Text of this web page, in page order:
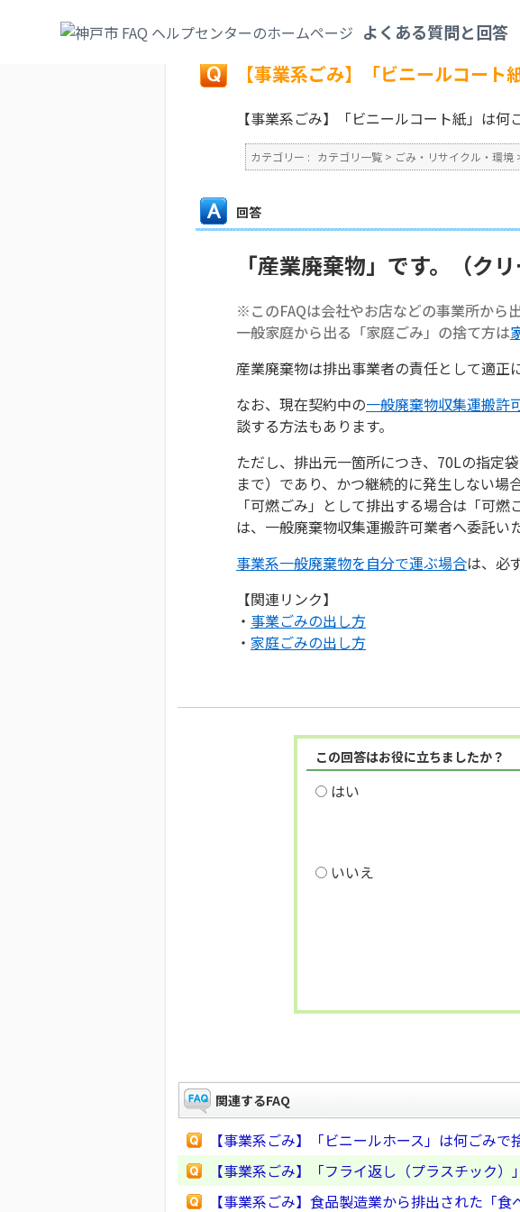
よくある質問と回答
戻る
【事業系ごみ】「ビニールコー
【事業系ごみ】「ビニールコート紙」は何
カテゴリー : カテゴリ一覧 > ごみ・リサイクル・環境
回答
「産業廃棄物」です。（ク
※このFAQは会社やお店などの事業所から
一般家庭から出る「家庭ごみ」の捨て方は
産業廃棄物は排出事業者の責任として適正
なお、現在契約中の一般廃棄物収集運搬許
談する方法もあります。
ただし、排出元一箇所につき、70Lの指定
まで）であり、かつ継続的に発生しない場
「可燃ごみ」として排出する場合は「可
は、一般廃棄物収集運搬許可業者へ委託い
事業系一般廃棄物を自分で運ぶ場合は、必
【関連リンク】
・ 事業ごみの出し方
・ 家庭ごみの出し方
この回答はお役に立ちましたか？
はい
いいえ
関連するFAQ
【事業系ごみ】「ビニールホース」は何ごみで
【事業系ごみ】「フライ返し（プラスチック
【事業系ごみ】食品製造業から排出された「